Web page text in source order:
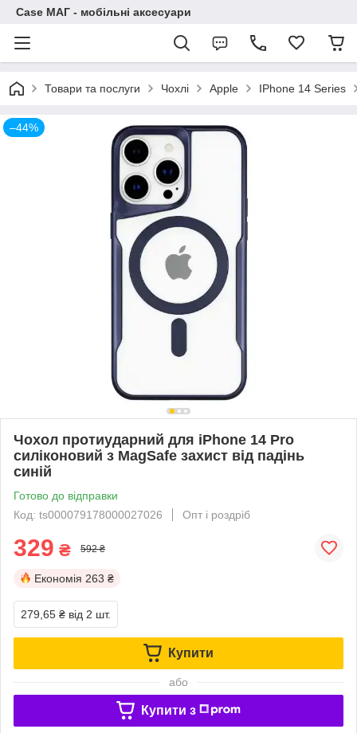
Case МАГ - мобільні аксесуари
Товари та послуги Чохлі Apple IPhone 14 Series
–44%
Чохол протиударний для iPhone 14 Pro
силіконовий з MagSafe захист від падінь
синій
Готово до відправки
Код: ts000079178000027026
Опт і роздріб
329 ₴ 592 ₴
Економія 263 ₴
279,65 ₴ від 2 шт.
Купити
або
Купити з